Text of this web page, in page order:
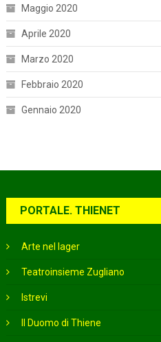
Maggio 2020
Aprile 2020
Marzo 2020
Febbraio 2020
Gennaio 2020
PORTALE. THIENET
Arte nel lager
Teatroinsieme Zugliano
Istrevi
Il Duomo di Thiene